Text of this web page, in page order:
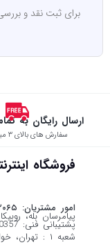
برای ثبت نقد و
ارسال رایگان به
سفارش های بالای ۳ میلیون تومان
امور مشتریان: ۷۷۵۸۲۰۶۵-۰۲۱ (۸:۰۰ تا ۱۸:۰۰)
پیامرسان بله، روبیکا و تلگرام:
پشتیبانی فنی: 09357210357
شعبه ۱ :